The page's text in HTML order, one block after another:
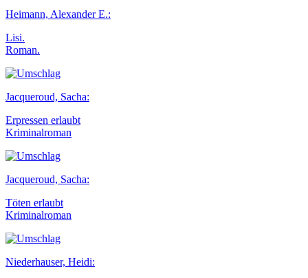
Heimann, Alexander E.:
Lisi.
Roman.
Jacqueroud, Sacha:
Erpressen erlaubt
Kriminalroman
Jacqueroud, Sacha:
Töten erlaubt
Kriminalroman
Niederhauser, Heidi: